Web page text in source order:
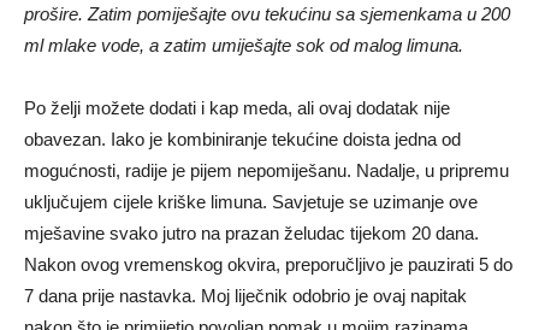
prošire. Zatim pomiješajte ovu tekućinu sa sjemenkama u 200
ml mlake vode, a zatim umiješajte sok od malog limuna.
Po želji možete dodati i kap meda, ali ovaj dodatak nije
obavezan. Iako je kombiniranje tekućine doista jedna od
mogućnosti, radije je pijem nepomiješanu. Nadalje, u pripremu
uključujem cijele kriške limuna. Savjetuje se uzimanje ove
mješavine svako jutro na prazan želudac tijekom 20 dana.
Nakon ovog vremenskog okvira, preporučljivo je pauzirati 5 do
7 dana prije nastavka. Moj liječnik odobrio je ovaj napitak